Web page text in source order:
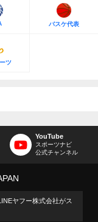
バスケ代表
ツ
YouTube
スポーツナビ
公式チャンネル
ヤフー株式会社がス